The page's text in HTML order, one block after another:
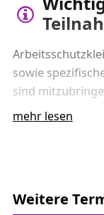
sowie
sind
mehr lesen
Weitere